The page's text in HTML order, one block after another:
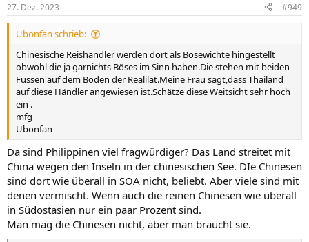
e
n
27. Dez. 2023 #949
Ubonfan schrieb:
Chinesische Reishändler werden dort als Bösewichte hingestellt
obwohl die ja garnichts Böses im Sinn haben.Die stehen mit beiden
Füssen auf dem Boden der Realilät.Meine Frau sagt,dass Thailand
auf diese Händler angewiesen ist.Schätze diese Weitsicht sehr hoch
ein .
mfg
Ubonfan
Da sind Philippinen viel fragwürdiger? Das Land streitet mit
China wegen den Inseln in der chinesischen See. DIe Chinesen
sind dort wie überall in SOA nicht, beliebt. Aber viele sind mit
denen vermischt. Wenn auch die reinen Chinesen wie überall
in Südostasien nur ein paar Prozent sind.
Man mag die Chinesen nicht, aber man braucht sie.